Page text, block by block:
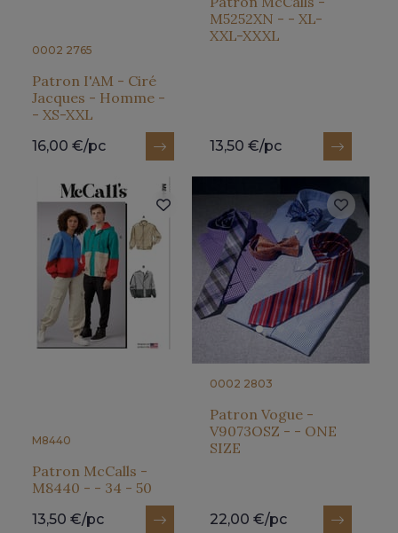
0002 2765
Patron I'AM - Ciré
Jacques - Homme -
- XS-XXL
16,00 €/pc
M5252XN - - XL-
XXL-XXXL
13,50 €/pc
M8440
Patron McCalls -
M8440 - - 34 - 50
13,50 €/pc
0002 2803
Patron Vogue -
V9073OSZ - - ONE
SIZE
22,00 €/pc